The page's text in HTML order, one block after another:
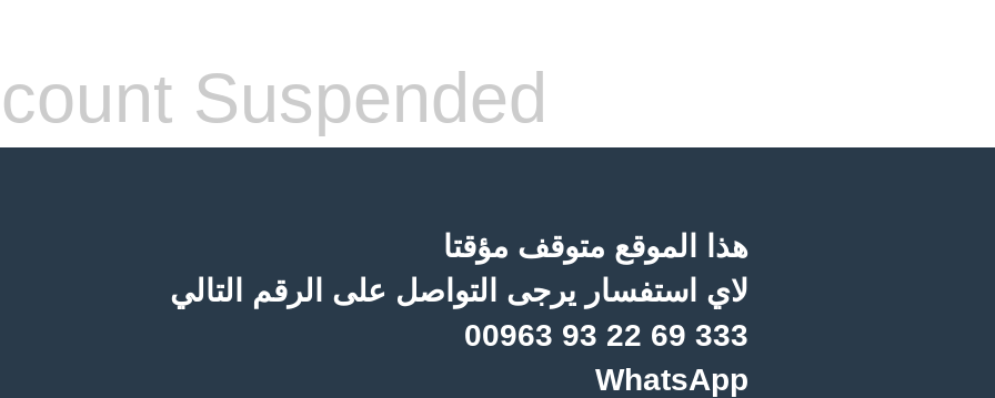
Suspended
هذا الموقع متوقف مؤقتا
لاي استفسار يرجى التواصل على الرقم التالي
00963 93 22 69 333
WhatsApp